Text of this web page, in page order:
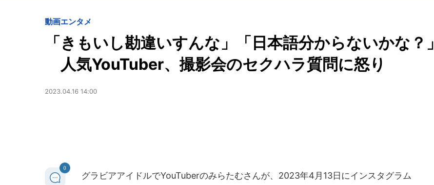
動画エンタメ
「きもいし勘違いすんな」「日本語分からないかな？」
人気YouTuber、撮影会のセクハラ質問に怒り
2023.04.16 14:00
0
グラビアアイドルでYouTuberのみらたむさんが、2023年4月13日にインスタグラム